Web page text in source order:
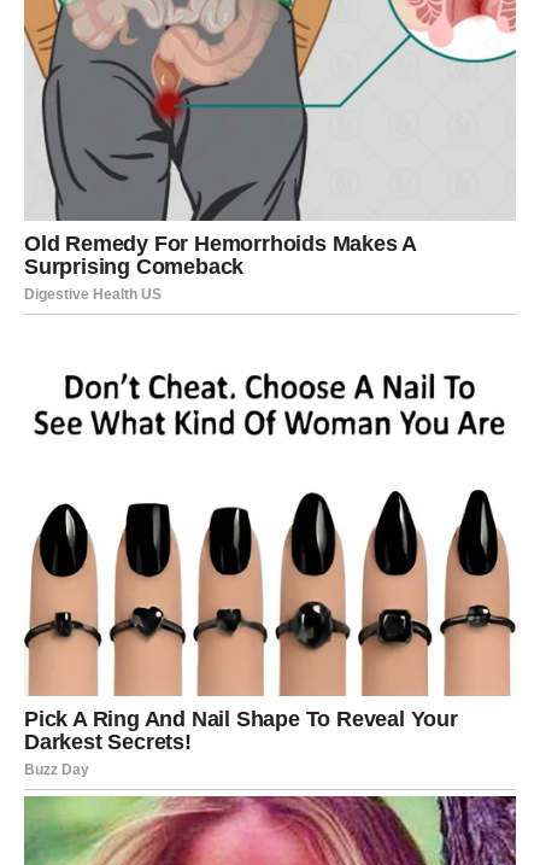
promenama u radnom okruženju. Moguće su nagle
odluke nadređenih, premeštaji, novi projekti ili čak
potpuni zaokret u karijeri.
Ono što je delovalo stabilno sada ulazi u fazu
transformacije. Za neke, ovo znači kraj jednog poglavlja i
početak drugog. Šok može doći u vidu otkaza, ali i
neočekivane prilike koja menja sve planove.
Finansijska situacija takođe prolazi kroz turbulencije.
neočekivani priliv može doneti olakšanje.
U radnom okruženju moguće su napetosti. Neko iz vašeg
okruženja može pokazati pravo lice. Iza kulisa su se
odvijale igre moći, a tokom ove nedelje istina izlazi na
svetlo dana.
Lav će biti u centru pažnje, bilo kao meta kritike ili kao
osoba koja preuzima kontrolu nad situacijom. Osećaj da
vas neko testira biće snažan, ali isto tako i potreba da
dokažete svoju snagu.